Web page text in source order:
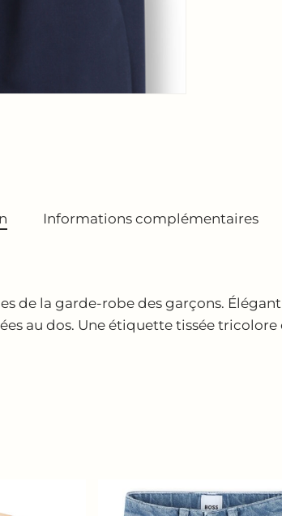
Informations complémentaires
de la garde-robe des garçons.
au dos. Une étiquette tissée tricolore